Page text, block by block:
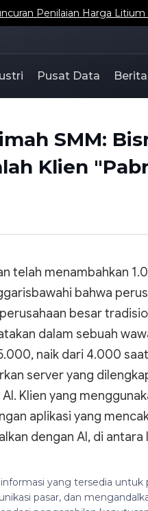
Penilaian Harga
Pusat Data
SMM:
Klien
telah menambahkan
bahwa
besar
dalam sebuah
naik dari 4.000
server yang
Klien yang
aplikasi yang
dengan AI, di antara
yang tersedia
pasar, dan